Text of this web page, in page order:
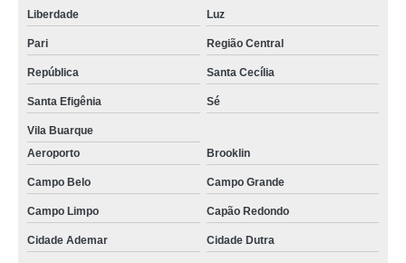
Liberdade Luz
Pari Região Central
República Santa Cecília
Santa Efigênia Sé
Vila Buarque
Aeroporto
Brooklin
Campo Belo Campo Grande
Campo Limpo Capão Redondo
Cidade Ademar Cidade Dutra